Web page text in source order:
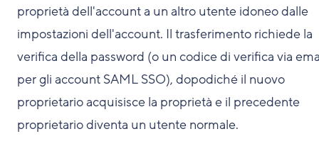
proprietà dell'account a un altro utente idoneo dalle
impostazioni dell'account. Il trasferimento richiede la
verifica della password (o un codice di verifica via
per gli account SAML SSO), dopodiché il nuovo
proprietario acquisisce la proprietà e il precedente
proprietario diventa un utente normale.